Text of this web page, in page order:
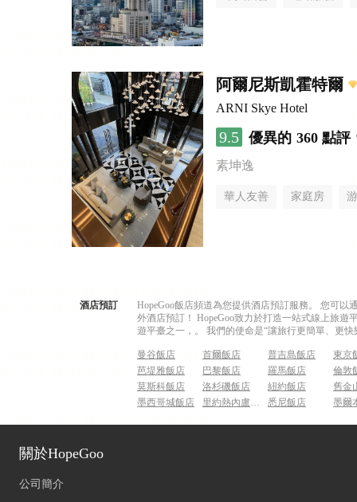
阿爾尼斯凱霍特爾
ARNI Skye Hotel
9.5 優異的 360 點評
素坤逸
華人友善 家庭房
酒店預訂
HopeGoo飯店頻道為您提供酒店預訂服務。 您可
外酒店預訂！ HopeGoo致力於打造一站式線上旅
遊平臺之一，。 我們的使命是“讓旅行更簡單、更
曼谷飯店 首爾飯店 普吉島飯店
東京
芭堤雅飯店
巴黎飯店 羅馬飯店
倫敦
莫斯科飯店
洛杉磯飯店 紐約飯店
舊金
墨西哥城飯店
里約熱內盧飯店 悉尼飯店 墨爾
關於HopeGoo
公司簡介